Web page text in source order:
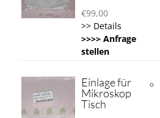
€99,00
>> Details
>>>> Anfrage
stellen
Einlage für
Mikroskop
Tisch